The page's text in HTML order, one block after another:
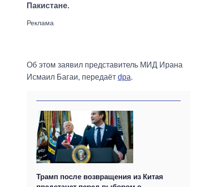
Пакистане.
Об этом заявил представитель МИД Ирана
Исмаил Багаи, передаёт dpa.
Трамп после возвращения из Китая